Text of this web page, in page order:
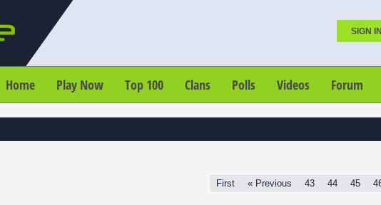
SIGN IN
Home Play Now Top 100 Clans Polls Videos Forum
First « Previous 43 44 45